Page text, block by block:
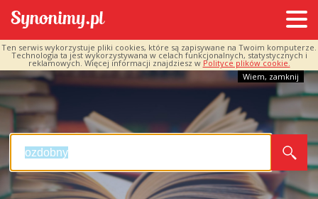
Ten serwis wykorzystuje pliki cookies, które są zapisywane na Twoim komputerze.
Technologia ta jest wykorzystywana w celach funkcjonalnych, statystycznych i
reklamowych. Więcej informacji znajdziesz w Polityce plików cookie.
Wiem, zamknij